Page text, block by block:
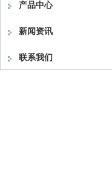
产品中心
新闻资讯
联系我们